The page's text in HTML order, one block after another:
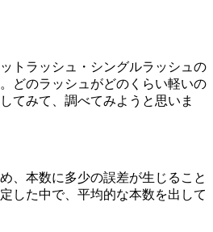
トラッシュ・シングルラッシュの
どのラッシュがどのくらい軽いの
てみて、調べてみようと思いま
、本数に多少の誤差が生じること
した中で、平均的な本数を出して